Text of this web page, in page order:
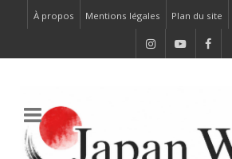
À propos Mentions légales Plan du site